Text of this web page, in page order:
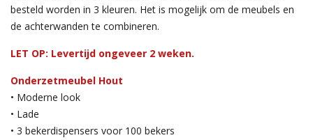
besteld worden in 3 kleuren. Het is mogelijk om de meubels en
de achterwanden te combineren.
LET OP: Levertijd ongeveer 2 weken.
Onderzetmeubel Hout
• Moderne look
• Lade
• 3 bekerdispensers voor 100 bekers